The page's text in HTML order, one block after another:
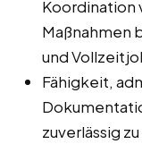
Koordination
Maßnahmen
und
Fähigkeit,
zuverlässig